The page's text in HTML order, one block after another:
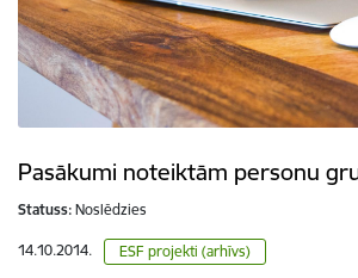
Pasākumi noteiktām personu
Statuss: Noslēdzies
14.10.2014. ESF projekti (arhīvs)